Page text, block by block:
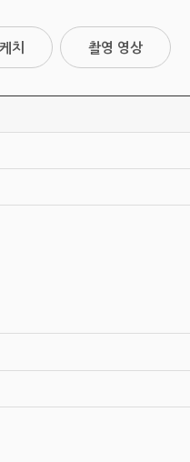
치 촬영 영상